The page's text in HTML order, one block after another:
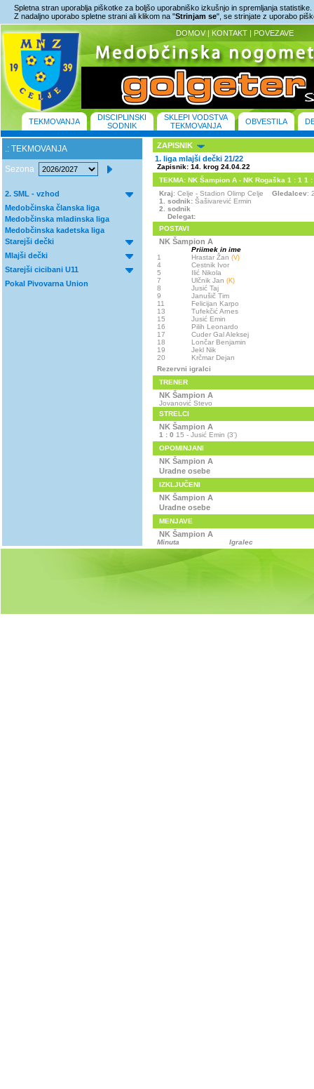
Spletna stran uporablja piškotke za boljšo uporabniško izkušnjo in spremljanja statistike.
Z nadaljno uporabo spletne strani ali klikom na "Strinjam se", se strinjate z uporabo
DOMOV | KONTAKT | POVEZAVE
TEKMOVANJA
DISCIPLINSKI
SODNIK
SKLEPI VODSTVA
TEKMOVANJA
OBVESTILA
.: TEKMOVANJA
Sezona
2. SML - vzhod
Medobčinska članska liga
Medobčinska mladinska liga
Medobčinska kadetska liga
Starejši dečki
Mlajši dečki
Starejši cicibani U11
Pokal Pivovarna Union
ZAPISNIK
1. liga mlajši dečki 21/22
Zapisnik: 14. krog 24.04.22
TEKMA: NK Šampion A - NK Rogaška 1 : 1 1 :
Kraj: Celje - Stadion Olimp Celje Gledalcev:
1. sodnik: Šašivarević Ermin
2. sodnik
Delegat:
POSTAVI
NK Šampion A
Priimek in ime
1
Hrastar Žan (V)
4
Cestnik Ivor
5
Ilić Nikola
7
Ulčnik Jan (K)
8
Jusić Taj
9
Janušič Tim
11
Felicijan Karpo
13
Tufekčić Arnes
15
Jusić Emin
16
Pilih Leonardo
17
Cuder Gal Aleksej
18
Lončar Benjamin
19
Jekl Nik
20
Krčmar Dejan
Rezervni igralci
TRENER
NK Šampion A
Jovanović Stevo
STRELCI
NK Šampion A
1 : 0 15 - Jusić Emin (3')
OPOMINJANI
NK Šampion A
Uradne osebe
IZKLJUČENI
NK Šampion A
Uradne osebe
MENJAVE
NK Šampion A
Minuta Igralec